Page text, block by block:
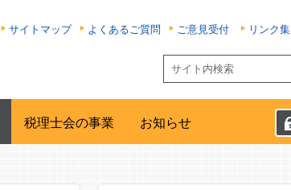
サイトマップ よくあるご質問 ご意見受付 リンク集
税理士会の事業 お知らせ